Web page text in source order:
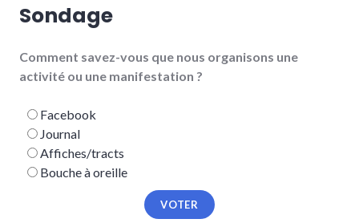
Sondage
Comment savez-vous que nous organisons une
activité ou une manifestation ?
Facebook
Journal
Affiches/tracts
Bouche à oreille